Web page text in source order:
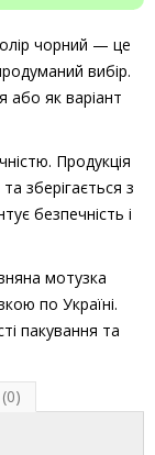
чорний — це
вибір.
або як варіант
Продукція
зберігається з
безпечність і
мотузка
по Україні.
пакування та